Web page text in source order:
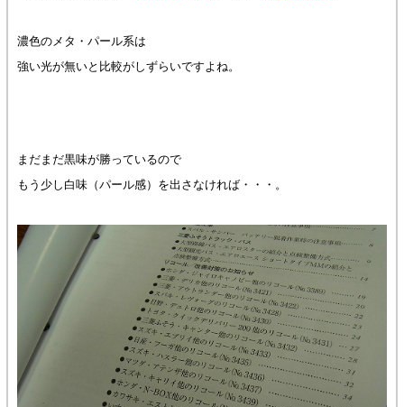
濃色のメタ・パール系は
強い光が無いと比較がしずらいですよね。
まだまだ黒味が勝っているので
もう少し白味（パール感）を出さなければ・・・。